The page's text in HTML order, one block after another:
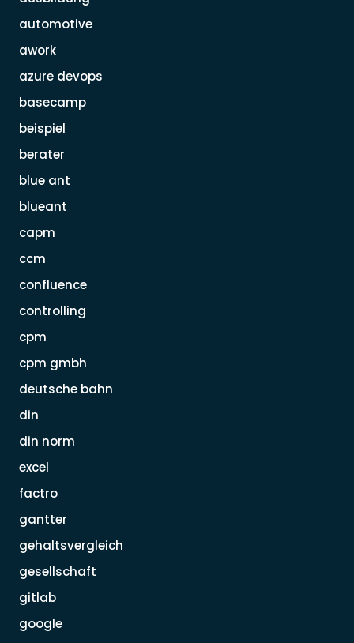
automotive
awork
azure devops
basecamp
beispiel
berater
blue ant
blueant
capm
ccm
confluence
controlling
cpm
cpm gmbh
deutsche bahn
din
din norm
excel
factro
gantter
gehaltsvergleich
gesellschaft
gitlab
google